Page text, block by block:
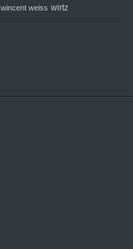
wincent weiss wirtz